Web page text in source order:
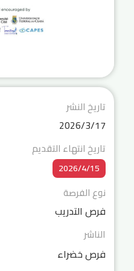
تاريخ النشر
17‏‏/3‏‏/2026
تاريخ انتهاء التقديم
15‏‏/4‏‏/2026
نوع الفرصة
فرص التدريب
الناشر
فرص خضراء